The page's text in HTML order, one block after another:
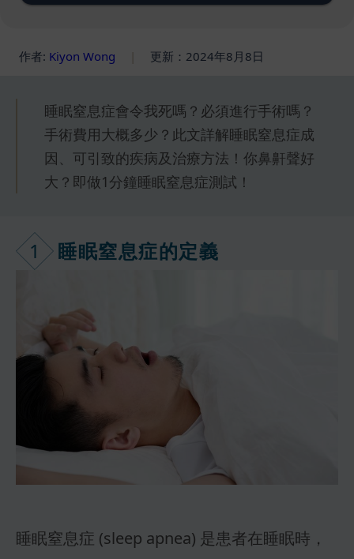
作者: Kiyon Wong 更新：2024年8月8日
睡眠窒息症會令我死嗎？必須進行手術嗎？
手術費用大概多少？此文詳解睡眠窒息症成
因、可引致的疾病及治療方法！你鼻鼾聲好
大？即做1分鐘睡眠窒息症測試！
1 睡眠窒息症的定義
睡眠窒息症 (sleep apnea) 是患者在睡眠時，